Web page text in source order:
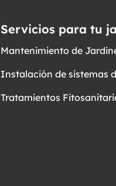
Servicios para tu
Mantenimiento de
Instalación de sistemas
Tratamientos